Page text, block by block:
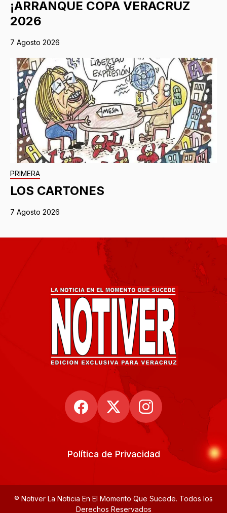
¡ARRANQUE COPA VERACRUZ
2026
7 Agosto 2026
PRIMERA
LOS CARTONES
7 Agosto 2026
Política de Privacidad
® Notiver La Noticia En El Momento Que Sucede. Todos los
Derechos Reservados